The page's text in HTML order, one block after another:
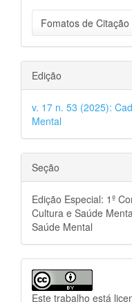
Fomatos de Citação
Edição
v. 17 n. 53 (2025):
Mental
Seção
Edição Especial: 1º
Cultura e Saúde
Saúde Mental
Este trabalho está